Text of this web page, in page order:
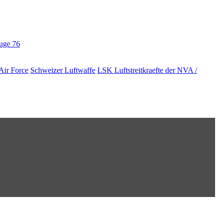
76
Force Schweizer Luftwaffe LSK Luftstreitkraefte der NVA /